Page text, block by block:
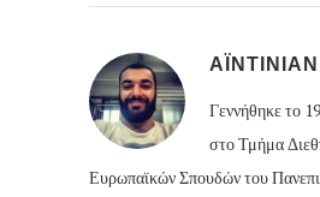
Γεννήθηκε το
στο Τμήμα
Ευρωπαϊκών Σπουδών του